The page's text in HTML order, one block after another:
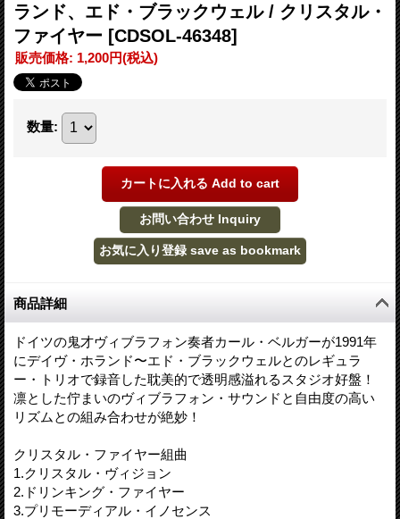
ランド、エド・ブラックウェル / クリスタル・
ファイヤー [CDSOL-46348]
販売価格: 1,200円(税込)
数量:
商品詳細
ドイツの鬼才ヴィブラフォン奏者カール・ベルガーが1991年
にデイヴ・ホランド〜エド・ブラックウェルとのレギュラ
ー・トリオで録音した耽美的で透明感溢れるスタジオ好盤！
凛とした佇まいのヴィブラフォン・サウンドと自由度の高い
リズムとの組み合わせが絶妙！
クリスタル・ファイヤー組曲
1.クリスタル・ヴィジョン
2.ドリンキング・ファイヤー
3.プリモーディアル・イノセンス